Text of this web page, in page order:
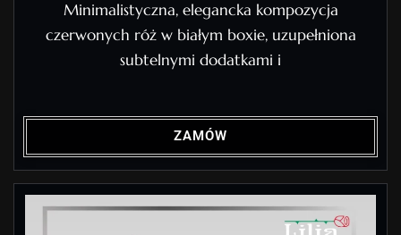
Minimalistyczna, elegancka kompozycja
czerwonych róż w białym boxie, uzupełniona
subtelnymi dodatkami i
ZAMÓW